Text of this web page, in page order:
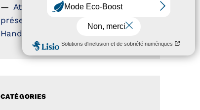
Atout France – flyer
présentation label Tourisme &
Handicap
CATÉGORIES